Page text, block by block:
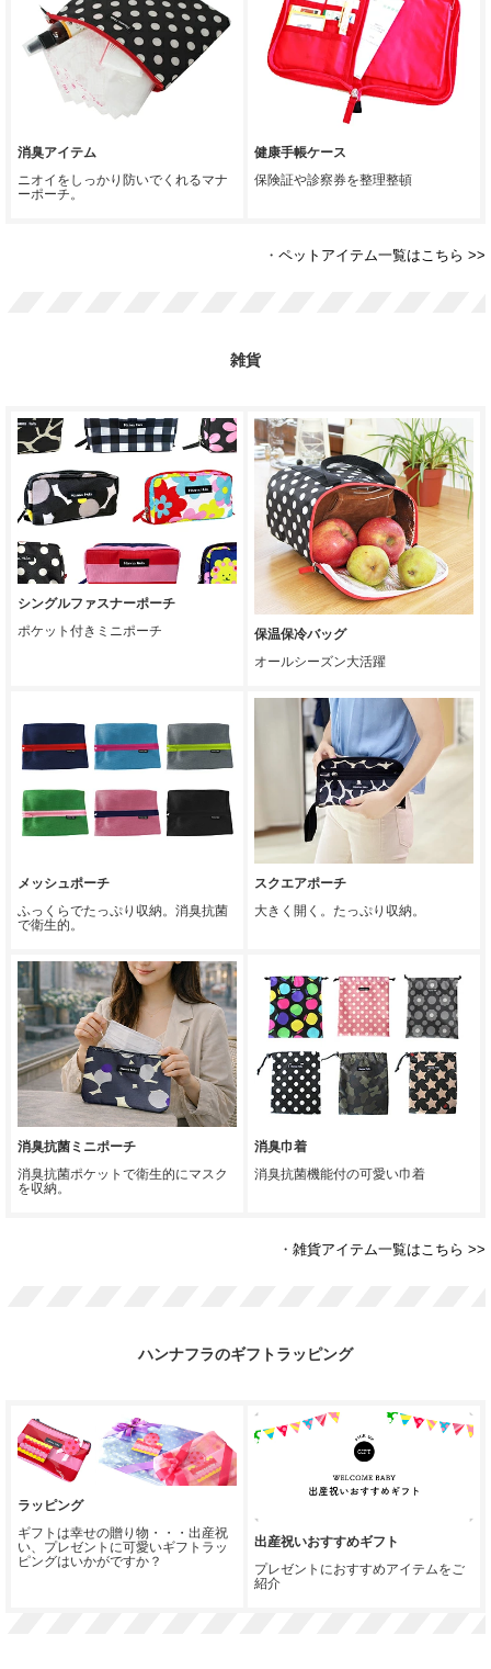
消臭アイテム
ニオイをしっかり防いでくれるマナ
ーポーチ。
健康手帳ケース
保険証や診察券を整理整頓
・ ペットアイテム一覧はこちら >>
雑貨
シングルファスナーポーチ
ポケット付きミニポーチ
保温保冷バッグ
オールシーズン大活躍
メッシュポーチ
ふっくらでたっぷり収納。消臭抗菌
で衛生的。
スクエアポーチ
大きく開く。たっぷり収納。
消臭抗菌ミニポーチ
消臭抗菌ポケットで衛生的にマスク
を収納。
消臭巾着
消臭抗菌機能付の可愛い巾着
・ 雑貨アイテム一覧はこちら >>
ハンナフラのギフトラッピング
ラッピング
ギフトは幸せの贈り物・・・出産祝
い、プレゼントに可愛いギフトラッ
ピングはいかがですか？
出産祝いおすすめギフト
プレゼントにおすすめアイテムをご
紹介